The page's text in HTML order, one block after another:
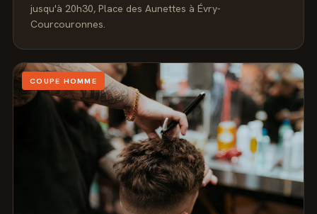
jusqu'à 20h30, Place des Aunettes à Évry-
Courcouronnes.
COUPE HOMME